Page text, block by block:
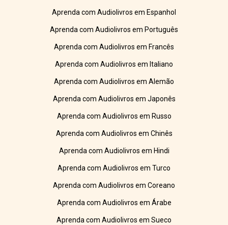
Aprenda com Audiolivros em Espanhol
Aprenda com Audiolivros em Português
Aprenda com Audiolivros em Francês
Aprenda com Audiolivros em Italiano
Aprenda com Audiolivros em Alemão
Aprenda com Audiolivros em Japonês
Aprenda com Audiolivros em Russo
Aprenda com Audiolivros em Chinês
Aprenda com Audiolivros em Hindi
Aprenda com Audiolivros em Turco
Aprenda com Audiolivros em Coreano
Aprenda com Audiolivros em Árabe
Aprenda com Audiolivros em Sueco